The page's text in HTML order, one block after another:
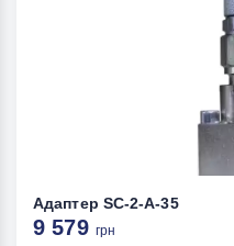
Адаптер SC-2-A-35
9 579 грн